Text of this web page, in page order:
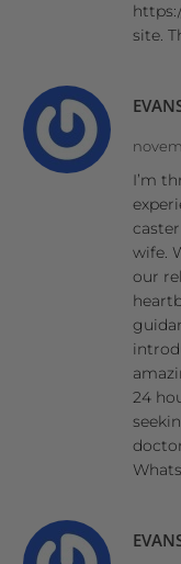
site.
I’m
wife.
our
24